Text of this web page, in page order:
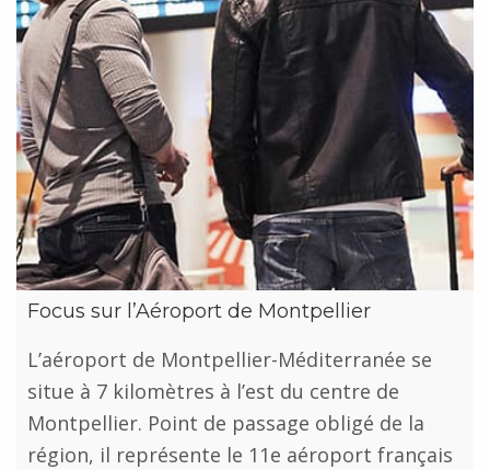
Focus sur l’Aéroport de Montpellier
L’aéroport de Montpellier-Méditerranée se
situe à 7 kilomètres à l’est du centre de
Montpellier. Point de passage obligé de la
région, il représente le 11e aéroport français